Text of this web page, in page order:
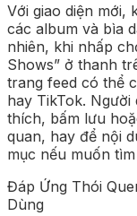
Với giao diện mới,
các album và bìa
nhiên, khi nhấp
Shows” ở thanh
trang feed có thể
hay TikTok.
thích, bấm lưu
quan, hay để nội
mục nếu muốn
Đáp Ứng Thói
Dùng